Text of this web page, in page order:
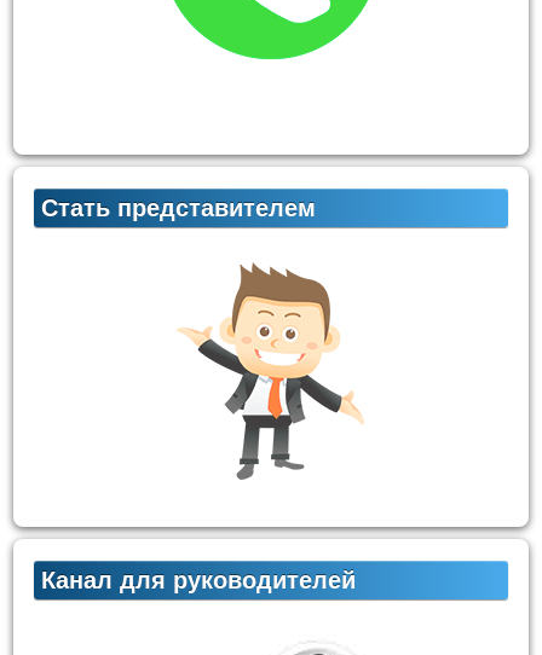
Стать представителем
Канал для руководителей